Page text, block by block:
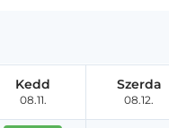
Kedd
08.11.
Szerda
08.12.